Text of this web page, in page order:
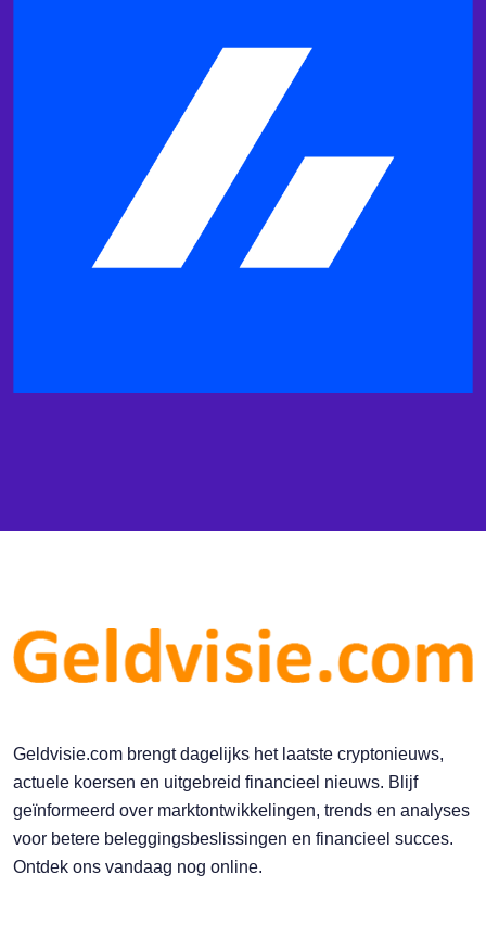
Geldvisie.com brengt dagelijks het laatste cryptonieuws,
actuele koersen en uitgebreid financieel nieuws. Blijf
geïnformeerd over marktontwikkelingen, trends en analyses
voor betere beleggingsbeslissingen en financieel succes.
Ontdek ons vandaag nog online.